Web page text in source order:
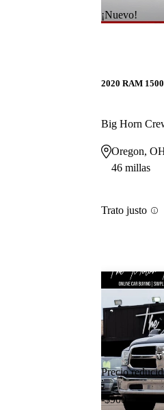
¡Nuevo!
2020 RAM 1500
Big Horn
Oregon,
46 millas
Trato justo
Precio
-$900